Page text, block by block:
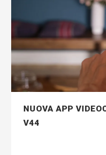
NUOVA APP
V44